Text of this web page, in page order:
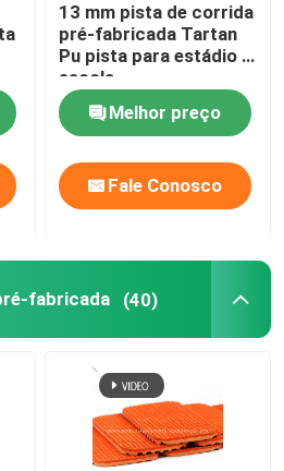
13 mm pista de corrida
pré-fabricada Tartan
Pu pista para estádio e
escola
Melhor preço
Fale Conosco
fabricada (40)